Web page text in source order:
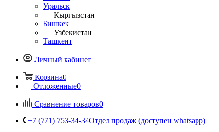
Уральск
Кыргызстан
Бишкек
Узбекистан
Ташкент
Личный кабинет
Корзина0
Отложенные0
Сравнение товаров0
+7 (771) 753-34-34Отдел продаж (доступен whatsapp)